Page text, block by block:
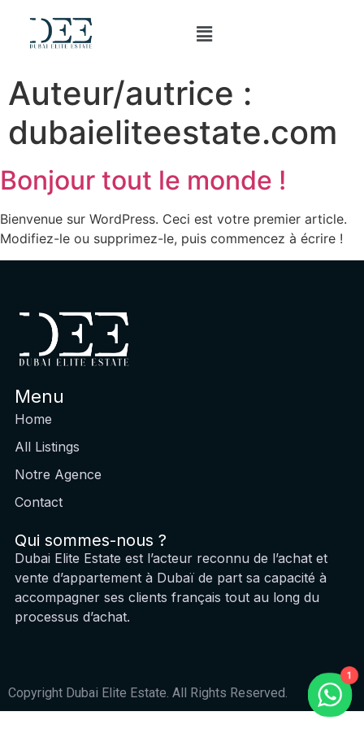
Auteur/autrice :
dubaieliteestate.com
Bonjour tout le monde !
Bienvenue sur WordPress. Ceci est votre premier article.
Modifiez-le ou supprimez-le, puis commencez à écrire !
Menu
Home
All Listings
Notre Agence
Contact
Qui sommes-nous ?
Dubai Elite Estate est l’acteur reconnu de l’achat et
vente d’appartement à Dubaï de part sa capacité à
accompagner ses clients français tout au long du
processus d’achat.
Copyright Dubai Elite Estate. All Rights Reserved.
1